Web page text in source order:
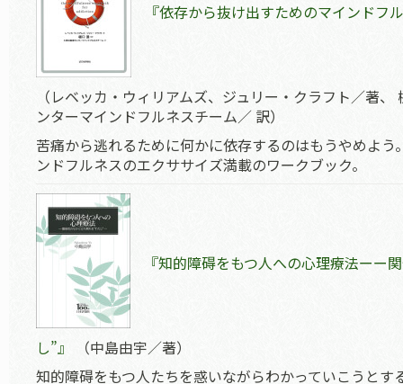
『依存から抜け出すためのマインドフ
（レベッカ・ウィリアムズ、ジュリー・クラフト／著
ンターマインドフルネスチーム／ 訳）
苦痛から逃れるために何かに依存するのはもうやめよ
ンドフルネスのエクササイズ満載のワークブック。
『知的障碍をもつ人への心理療法ーー
し”』
（中島由宇／著）
知的障碍をもつ人たちを惑いながらわかっていこうと